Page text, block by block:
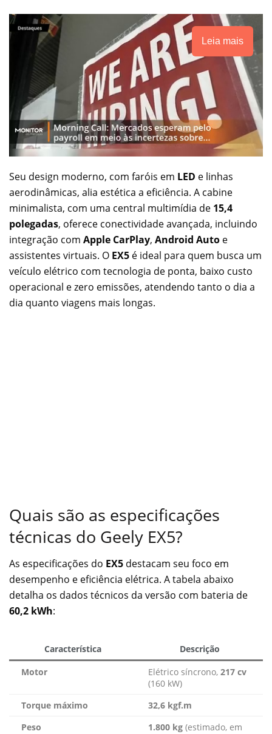
Leia mais
Seu design moderno, com faróis em LED e linhas
aerodinâmicas, alia estética a eficiência. A cabine
minimalista, com uma central multimídia de 15,4
polegadas, oferece conectividade avançada, incluindo
integração com Apple CarPlay, Android Auto e
assistentes virtuais. O EX5 é ideal para quem busca um
veículo elétrico com tecnologia de ponta, baixo custo
operacional e zero emissões, atendendo tanto o dia a
dia quanto viagens mais longas.
Quais são as especificações
técnicas do Geely EX5?
As especificações do EX5 destacam seu foco em
desempenho e eficiência elétrica. A tabela abaixo
detalha os dados técnicos da versão com bateria de
60,2 kWh:
Característica
Descrição
Motor
Elétrico síncrono, 217 cv
(160 kW)
Torque máximo
32,6 kgf.m
Peso
1.800 kg (estimado, em